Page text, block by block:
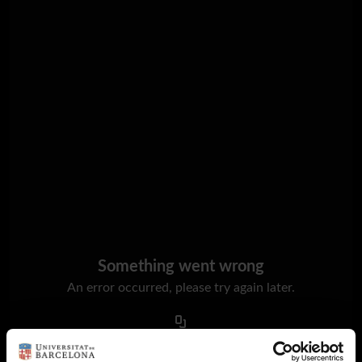
Something went wrong
An error occurred, please try again later.